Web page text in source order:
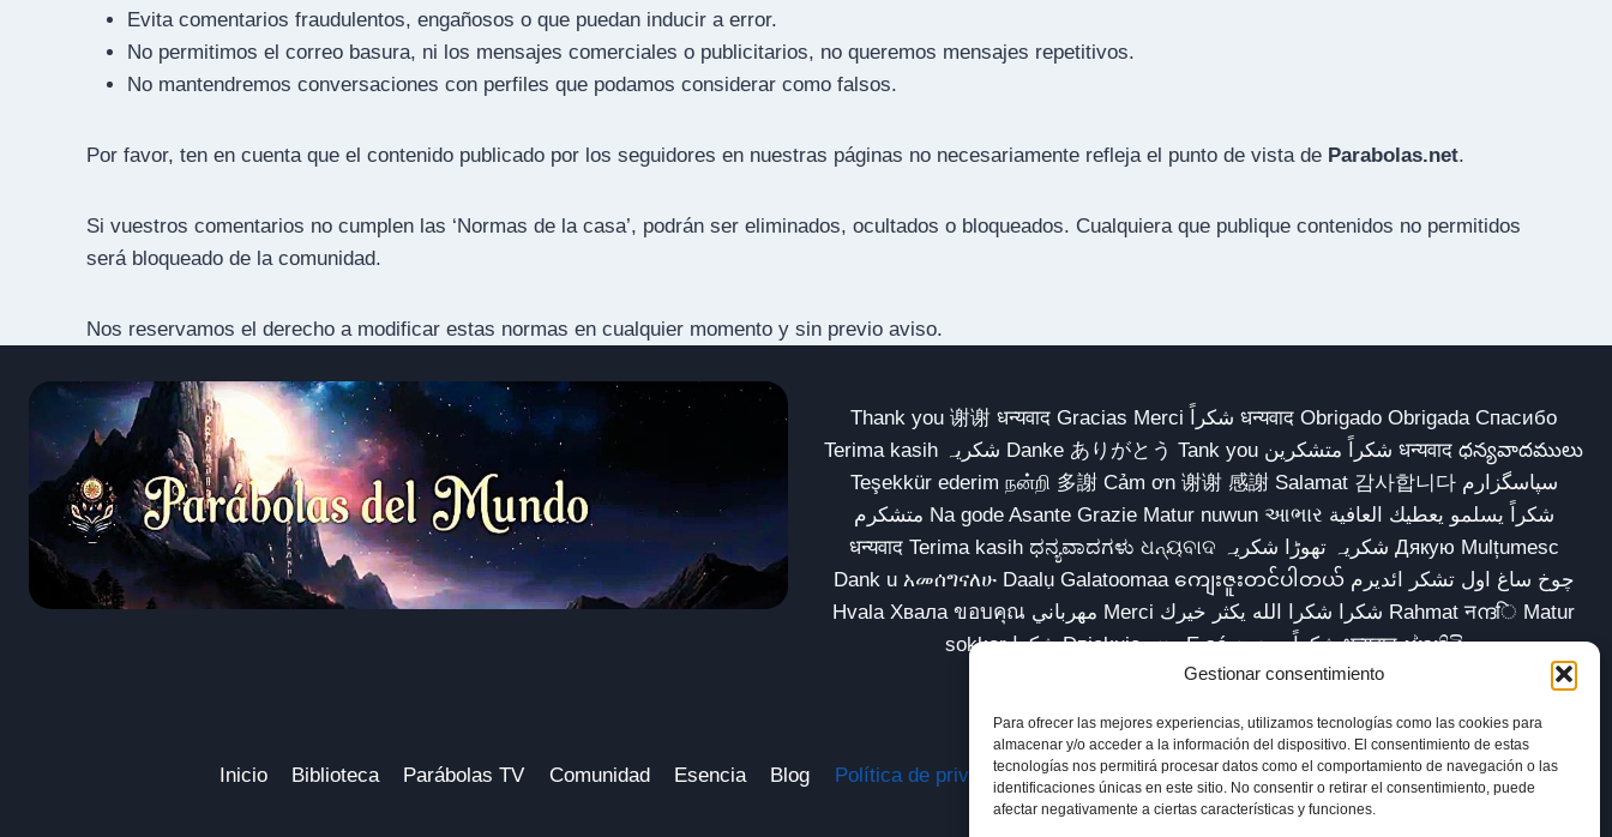
Gestionar consentimiento
Para ofrecer las mejores experiencias, utilizamos tecnologías como las cookies para
almacenar y/o acceder a la información del dispositivo. El consentimiento de estas
tecnologías nos permitirá procesar datos como el comportamiento de navegación o las
identificaciones únicas en este sitio. No consentir o retirar el consentimiento, puede
afectar negativamente a ciertas características y funciones.
Evita comentarios fraudulentos, engañosos o que puedan inducir a error.
No permitimos el correo basura, ni los mensajes comerciales o publicitarios, no queremos mensajes repetitivos.
No mantendremos conversaciones con perfiles que podamos considerar como falsos.
Por favor, ten en cuenta que el contenido publicado por los seguidores en nuestras páginas no necesariamente reflejael punto de vista de Parabolas.net.
Si vuestros comentarios no cumplen las ‘Normas de la casa’, podrán ser eliminados, ocultados o bloqueados. Cualquiera que publique contenidos no permitidos
será bloqueado de la comunidad.
Nos reservamos el derecho a modificar estas normas en cualquier momento y sin previo aviso.
Thank you 谢谢 धन्यवाद Gracias Merci شكراً धन्यवाद Obrigado Obrigada Спасибо
Terima kasih شکریہ Danke ありがとう Tank you شكراً متشكرين धन्यवाद ధన్యవాదములు
Teşekkür ederim நன்றி 多謝 Cảm ơn 谢谢 感謝 Salamat 감사합니다 سپاسگزارم
متشکرم Na gode Asante Grazie Matur nuwun આભાર شكراً يسلمو يعطيك العافية
धन्यवाद Terima kasih ಧನ್ಯವಾದಗಳು ଧନ୍ୟବାଦ شکریہ تھوڑا شکریہ Дякую Mulțumesc
Dank u አመሰግናለሁ Daalụ Galatoomaa ကျေးဇူးတင်ပါတယ် چوخ ساغ اول تشکر ائدیرم
Hvala Хвала ขอบคุณ مهرباني Merci شكرا شكرا الله يكثر خيرك Rahmat नന്ദि Matur
sokkor شكرا Dziękuję مننه Ẹ ṣé شكراً ممنون धन्यवाद ස්තුතියි
Inicio Biblioteca Parábolas TV Comunidad Esencia Blog Política de privacidad Aviso legal Política de cookies (UE)